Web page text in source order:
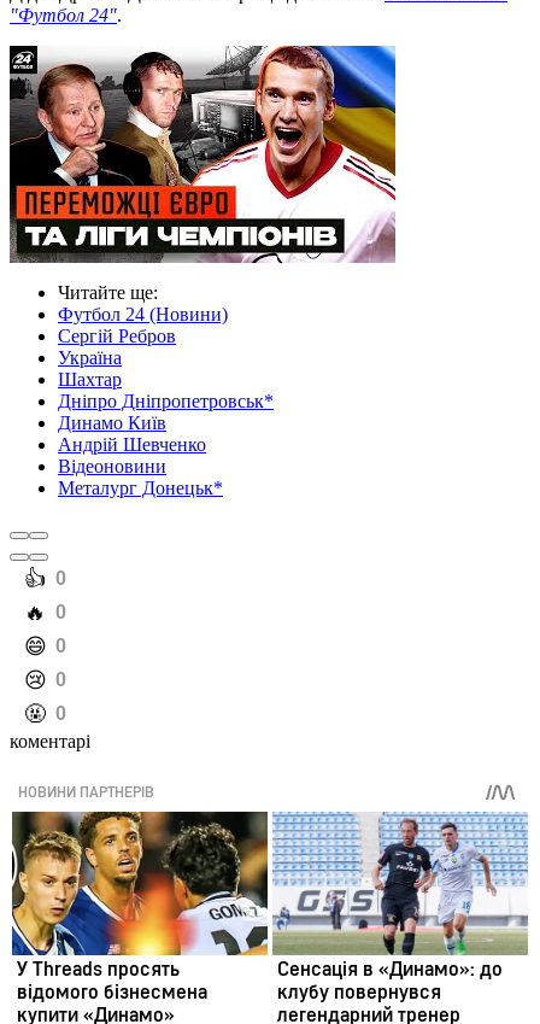
"Футбол 24".
Читайте ще:
Футбол 24 (Новини)
Сергій Ребров
Україна
Шахтар
Дніпро Дніпропетровськ*
Динамо Київ
Андрій Шевченко
Відеоновини
Металург Донецьк*
️👍 0
️🔥 0
️😄 0
️😢 0
️🤬 0
коментарі